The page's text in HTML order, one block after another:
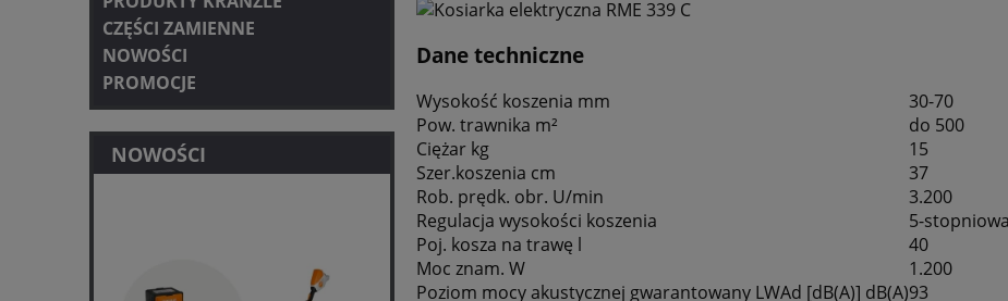
CZĘŚCI ZAMIENNE
NOWOŚCI
PROMOCJE
NOWOŚCI
Dane techniczne
Wysokość koszenia mm
30-70
Pow. trawnika m²
do 500
Ciężar kg
15
Szer.koszenia cm
37
Rob. prędk. obr. U/min
3.200
Regulacja wysokości koszenia
5-
Poj. kosza na trawę l
40
Moc znam. W
1.200
Poziom mocy akustycznej gwarantowany LWAd [dB(A)] dB(A)93